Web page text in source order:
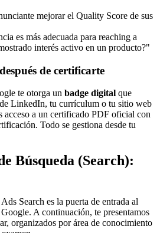
mejorar el Quality Score de sus
es más adecuada para reaching a
interés activo en un producto?"
de certificarte
te otorga un badge digital que
LinkedIn, tu currículum o tu sitio web
acceso a un certificado PDF oficial con
Todo se gestiona desde tu
Búsqueda (Search):
Search es la puerta de entrada al
A continuación, te presentamos
organizados por área de conocimiento